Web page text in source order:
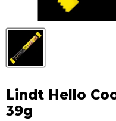
Lindt Hello
39g